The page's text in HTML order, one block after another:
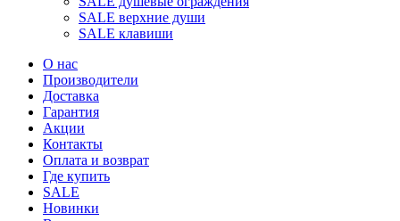
SALE верхние души
SALE клавиши
О нас
Производители
Доставка
Гарантия
Акции
Контакты
Оплата и возврат
Где купить
SALE
Новинки